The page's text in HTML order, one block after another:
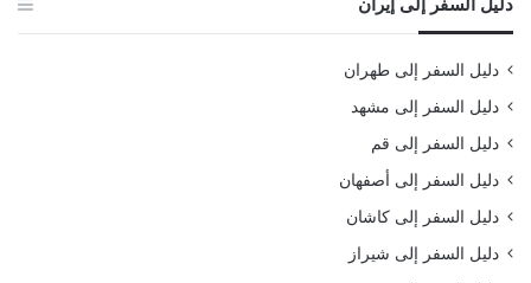
دليل السفر إلى طهران
دليل السفر إلى مشهد
دليل السفر إلى قم
دليل السفر إلى أصفهان
دليل السفر إلى كاشان
دليل السفر إلى شيراز